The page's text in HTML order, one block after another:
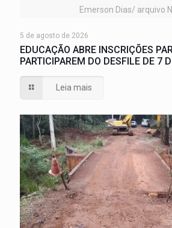
Emerson Dias/ arquivo
5 de agosto de 2026
EDUCAÇÃO ABRE INSCRIÇÕES
PARTICIPAREM DO DESFILE DE 7
Leia mais